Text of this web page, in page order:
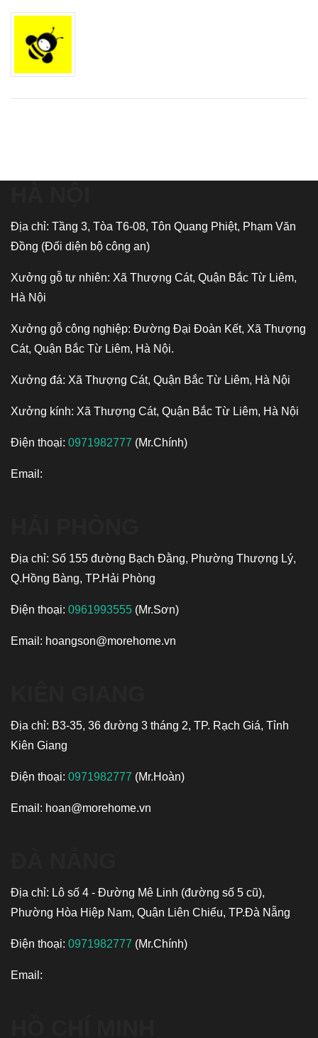
Địa chỉ: Tầng 3, Tòa T6-08, Tôn Quang Phiệt, Phạm Văn
Đồng (Đối diện bộ công an)
Xưởng gỗ tự nhiên: Xã Thượng Cát, Quận Bắc Từ Liêm,
Hà Nội
Xưởng gỗ công nghiệp: Đường Đại Đoàn Kết, Xã Thượng
Cát, Quận Bắc Từ Liêm, Hà Nội.
Xưởng đá: Xã Thượng Cát, Quận Bắc Từ Liêm, Hà Nội
Xưởng kính: Xã Thượng Cát, Quận Bắc Từ Liêm, Hà Nội
Điện thoại: 0971982777 (Mr.Chính)
Email:
Địa chỉ: Số 155 đường Bạch Đằng, Phường Thượng Lý,
Q.Hồng Bàng, TP.Hải Phòng
Điện thoại: 0961993555 (Mr.Sơn)
Email: hoangson@morehome.vn
Địa chỉ: B3-35, 36 đường 3 tháng 2, TP. Rạch Giá, Tỉnh
Kiên Giang
Điện thoại: 0971982777 (Mr.Hoàn)
Email: hoan@morehome.vn
Địa chỉ: Lô số 4 - Đường Mê Linh (đường số 5 cũ),
Phường Hòa Hiệp Nam, Quận Liên Chiểu, TP.Đà Nẵng
Điện thoại: 0971982777 (Mr.Chính)
Email: